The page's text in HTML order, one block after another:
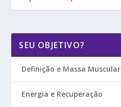
SEU OBJETIVO?
Definição e Massa Muscular
Energia e Recuperação